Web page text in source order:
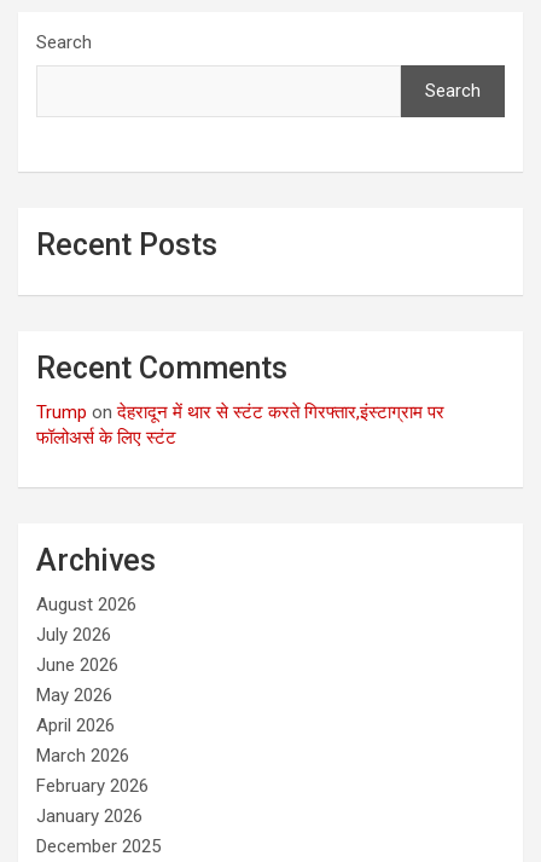
Search
Search
Recent Posts
Recent Comments
Trump onदेहरादून में थार से स्टंट करते गिरफ्तार,इंस्टाग्राम पर
फॉलोअर्स के लिए स्टंट
Archives
August 2026
July 2026
June 2026
May 2026
April 2026
March 2026
February 2026
January 2026
December 2025